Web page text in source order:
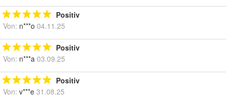
Positiv
Von: n***o 04.11.25
Positiv
Von: n***a 03.09.25
Positiv
Von: v***e 31.08.25